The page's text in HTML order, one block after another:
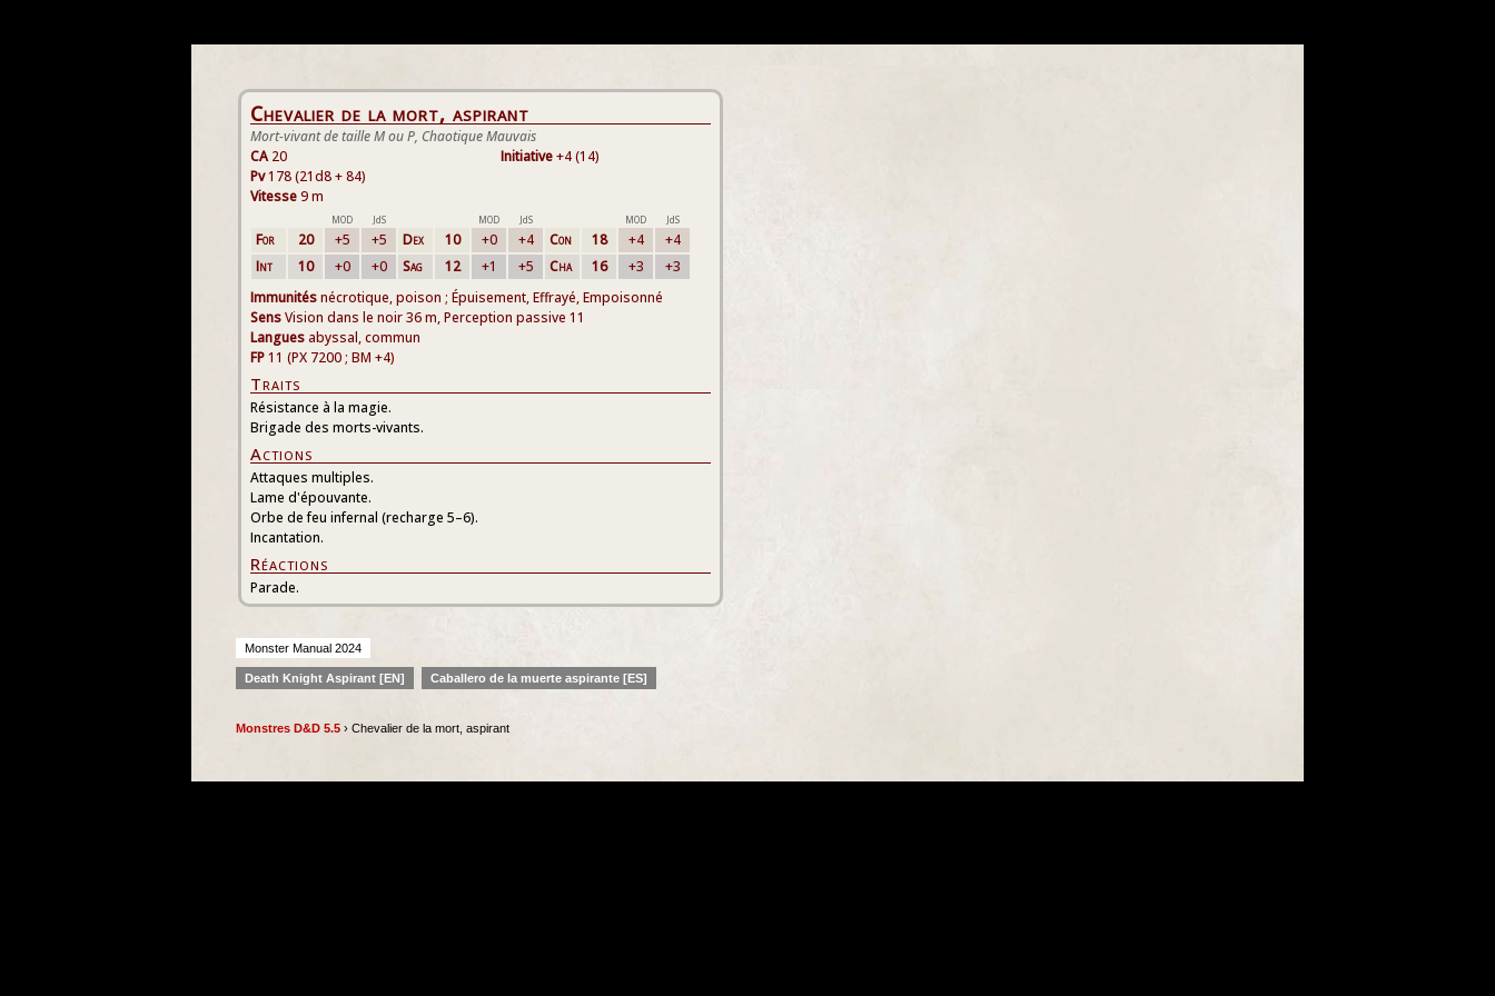
Chevalier de la mort, aspirant
Mort-vivant de taille M ou P, Chaotique Mauvais
Initiative+4 (14)
CA20
Pv178 (21d8 + 84)
Vitesse9 m
MOD JdS MOD JdS MOD JdS
For 20 +5 +5 Dex 10 +0 +4 Con 18 +4
+4
Int
10 +0 +0 Sag 12 +1 +5 Cha 16 +3
+3
Immunitésnécrotique, poison ; Épuisement, Effrayé, Empoisonné
SensVision dans le noir 36 m, Perception passive 11
Langues abyssal, commun
FP11 (PX 7200 ; BM +4)
Traits
Résistance à la magie.
Brigade des morts-vivants.
Actions
Attaques multiples.
Lame d'épouvante.
Orbe de feu infernal (recharge 5–6).
Incantation.
Réactions
Parade.
Monster Manual 2024
Death Knight Aspirant [EN] Caballero de la muerte aspirante [ES]
Monstres D&D 5.5 › Chevalier de la mort, aspirant